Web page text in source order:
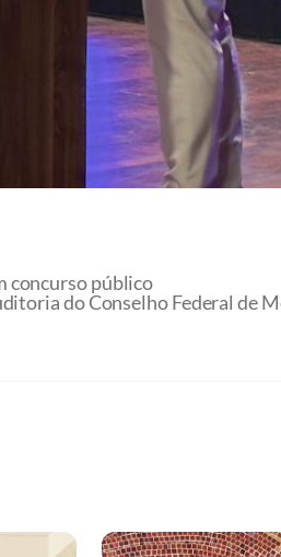
concurso público
do Conselho Federal de